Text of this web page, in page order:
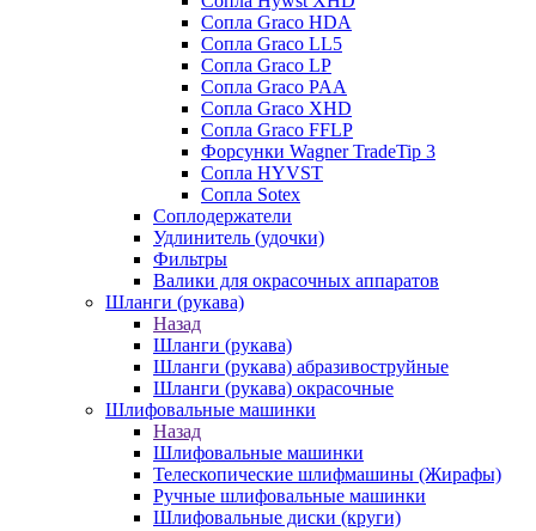
Сопла Graco HDA
Сопла Graco LL5
Сопла Graco LP
Сопла Graco PAA
Сопла Graco XHD
Сопла Graco FFLP
Форсунки Wagner TradeTip 3
Сопла HYVST
Сопла Sotex
Соплодержатели
Удлинитель (удочки)
Фильтры
Валики для окрасочных аппаратов
Шланги (рукава)
Назад
Шланги (рукава)
Шланги (рукава) абразивоструйные
Шланги (рукава) окрасочные
Шлифовальные машинки
Назад
Шлифовальные машинки
Телескопические шлифмашины (Жирафы)
Ручные шлифовальные машинки
Шлифовальные диски (круги)